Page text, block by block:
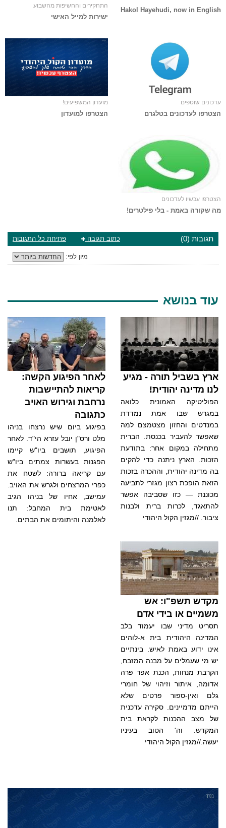
Hakol Hayehudi, now in English
התחקירים והחשיפות מהשבוע
ישירות למייל האישי
עדכונים שוטפים
הצטרפו לעדכונים בטלגרם
מועדון המשפיעים!
הצטרפו למועדון
הצטרפו עכשיו לעדכונים
מה שקורה באמת - בלי פילטרים!
תגובות (0) פתיחת כל התגובות כתוב תגובה
מיון לפי:
עוד בנושא
ארץ בשביל תורה - מגיע
לנו מדינה יהודית!
הפוליטיקה האמונית כלואה
במגרש שבו אמת נמדדת
במנדטים והחזון מצטמצם למה
שאפשר להעביר בכנסת. הברית
מתחילה במקום אחר: בתודעת
הזכות. הארץ ניתנה כדי להקים
בה מדינה יהודית, וההכרה בזכות
הזאת הופכת רצון מגזרי לתביעה
מכוננת — כזו שסביבה אפשר
להתאגד, לכרות ברית ולבנות
ציבור. //מגזין הקול היהודי
לאחר הפיגוע הקשה:
קריאות להתיישבות
נרחבת וגירוש האויב
כתגובה
בפיגוע ביום שיש נרצחו בניהו
מלט ורס"ן יובל עזרא הי"ד. לאחר
הפיגוע, תושבים ביו"ש קיימו
הפגנות בעשרות צמתים ביו"ש
עם קריאה ברורה: לשטח את
כפרי המרצחים ולגרש את האויב.
עמישב, אחיו של בניהו הגיב
לאטימת בית המחבל: תנו
לאלמנה והיתומים את הבתים.
מקדש תשפ"ו: אש
משמיים או בידי אדם
תסריט מדיני שבו יעמוד בלב
המדינה היהודית בית א-לוהים
אינו ידוע באמת לאיש. בינתיים
יש מי שעמלים על מבנה המזבח,
הקרבת מנחות, הכנת אפר פרה
אדומה, איתור וזיהוי של חומרי
גלם ואין-ספור פרטים שלא
הייתם מדמיינים. סקירה עדכנית
של מצב ההכנות לקראת בית
המקדש. וה' הטוב בעיניו
יעשה.//מגזין הקול היהודי